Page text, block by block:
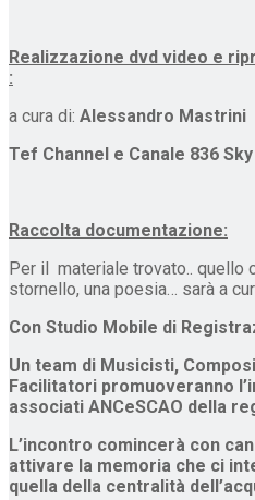
Realizzazione dvd video e
:
a cura di: Alessandro Mastrini
Tef Channel e Canale 836
Raccolta documentazione:
Per il materiale trovato.. quello
stornello, una poesia… sarà a
Con Studio Mobile di
Un team di Musicisti,
Facilitatori promuoveranno
associati ANCeSCAO della
L’incontro comincerà con
attivare la memoria che ci
quella della centralità